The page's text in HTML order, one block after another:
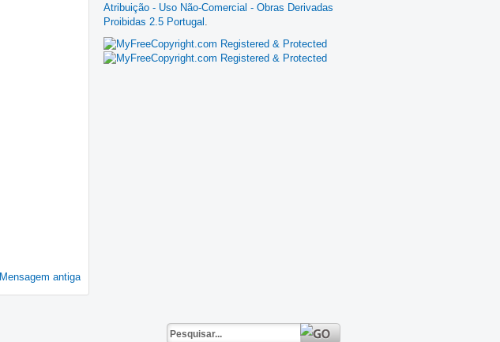
Mensagem antiga
Atribuição - Uso Não-Comercial - Obras Derivadas
Proibidas 2.5 Portugal